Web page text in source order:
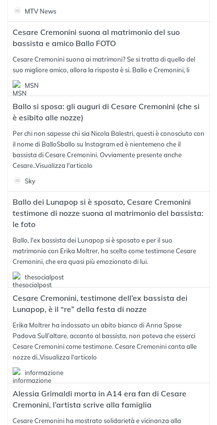
MTV News
Cesare Cremonini suona al matrimonio del suo
bassista e amico Ballo FOTO
Cesare Cremonini suona ai matrimoni? Se si tratta di quello del
suo migliore amico, allora la risposta è si. Ballo e Cremonini, li
MSN
Ballo si sposa: gli auguri di Cesare Cremonini (che si
è esibito alle nozze)
Per chi non sapesse chi sia Nicola Balestri, questi è conosciuto con
il nome di BalloSballo su Instagram ed è nientemeno che il
bassista di Cesare Cremonini. Ovviamente presente anche
Cesare..Visualizza l'articolo
Sky
Ballo dei Lunapop si è sposato, Cesare Cremonini
testimone di nozze suona al matrimonio del bassista:
le foto
Ballo, l'ex bassista dei Lunapop si è sposato e per il suo
matrimonio con Erika Moltrer, ha scelto come testimone Cesare
Cremonini, che era quasi più emozionato di lui.
thesocialpost
Cesare Cremonini, testimone dell’ex bassista dei
Lunapop, è il “re” della festa di nozze
Erika Moltrer ha indossato un abito bianco di Anna Spose
Padova Sull’altare, accanto al bassista, non poteva che esserci
Cesare Cremonini come testimone. Cesare Cremonini canta alle
nozze di..Visualizza l'articolo
informazione
Alessia Grimaldi morta in A14 era fan di Cesare
Cremonini, l’artista scrive alla famiglia
Cesare Cremonini ha mostrato solidarietà e vicinanza alla